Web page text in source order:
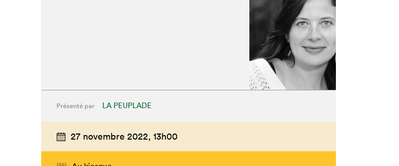
Présenté par LA PEUPLADE
27 novembre 2022, 13h00